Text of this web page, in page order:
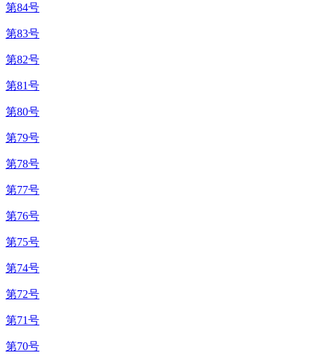
第84号
第83号
第82号
第81号
第80号
第79号
第78号
第77号
第76号
第75号
第74号
第72号
第71号
第70号